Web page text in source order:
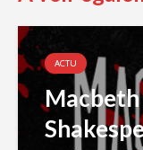
ACTU
Macbeth